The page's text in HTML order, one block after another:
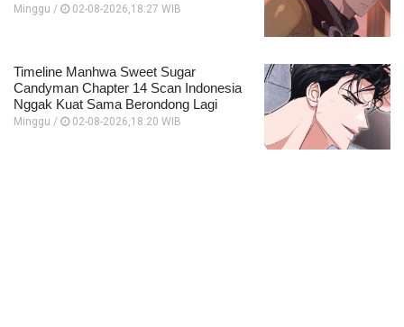
Minggu / 02-08-2026,18:27 WIB
Timeline Manhwa Sweet Sugar
Candyman Chapter 14 Scan Indonesia
Nggak Kuat Sama Berondong Lagi
Minggu / 02-08-2026,18:20 WIB